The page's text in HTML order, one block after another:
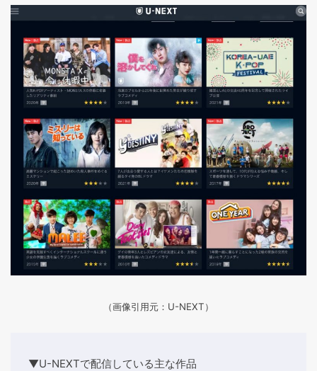
（画像引用元：U-NEXT）
▼U-NEXTで配信している主な作品